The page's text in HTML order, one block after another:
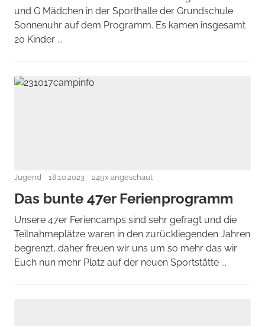
und G Mädchen in der Sporthalle der Grundschule
Sonnenuhr auf dem Programm. Es kamen insgesamt
20 Kinder ...
Jugend 18.10.2023 249x angeschaut
Das bunte 47er Ferienprogramm
Unsere 47er Feriencamps sind sehr gefragt und die
Teilnahmeplätze waren in den zurückliegenden Jahren
begrenzt, daher freuen wir uns um so mehr das wir
Euch nun mehr Platz auf der neuen Sportstätte ...